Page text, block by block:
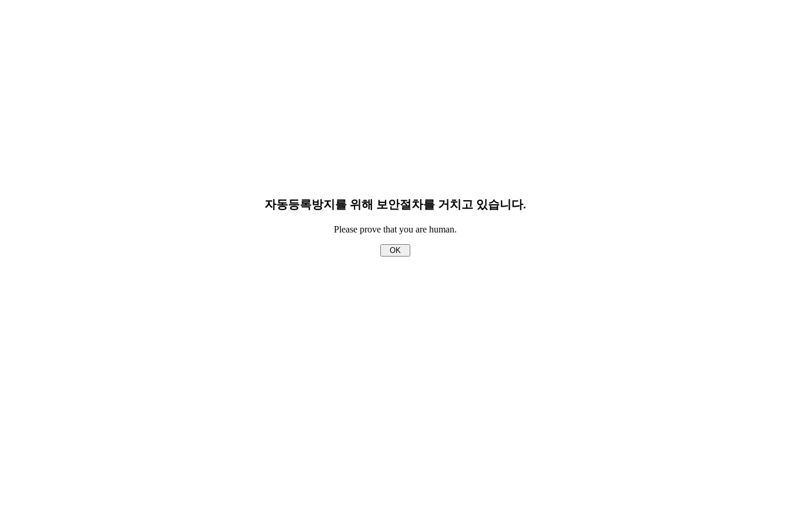
자동등록방지를 위해 보안절차를 거치고 있습니다.
Please prove that you are human.